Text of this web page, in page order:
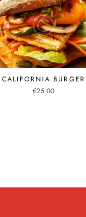
CALIFORNIA BURGER
€25.00